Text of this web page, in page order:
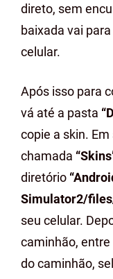
direto, sem
baixada vai
celular.
Após isso para
vá até a pasta
copie a skin.
chamada
diretório
Simulator2/
seu celular.
caminhão, entre
do caminhão,